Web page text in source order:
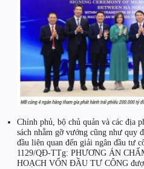
Chính phủ, bộ chủ quản và các địa
sách nhằm gỡ vướng cũng như quy
đầu liên quan đến giải ngân đầu tư
1129/QĐ-TTg: PHƯƠNG ÁN
HOẠCH VỐN ĐẦU TƯ CÔNG